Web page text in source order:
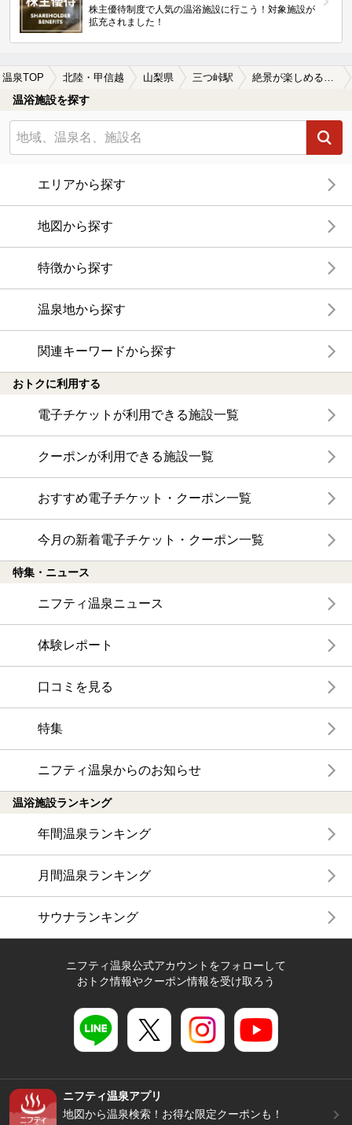
株主優待制度で人気の温浴施設に行こう！対象施設が
拡充されました！
温泉TOP 北陸・甲信越 山梨県 三つ峠駅 絶景が楽しめる三つ峠駅近くの温泉、日帰り温泉、スーパー銭湯おすすめ
温浴施設を探す
エリアから探す
地図から探す
特徴から探す
温泉地から探す
関連キーワードから探す
おトクに利用する
電子チケットが利用できる施設一覧
クーポンが利用できる施設一覧
おすすめ電子チケット・クーポン一覧
今月の新着電子チケット・クーポン一覧
特集・ニュース
ニフティ温泉ニュース
体験レポート
口コミを見る
特集
ニフティ温泉からのお知らせ
温浴施設ランキング
年間温泉ランキング
月間温泉ランキング
サウナランキング
ニフティ温泉公式アカウントをフォローして
おトク情報やクーポン情報を受け取ろう
ニフティ温泉アプリ
地図から温泉検索！お得な限定クーポンも！